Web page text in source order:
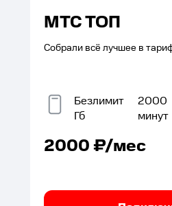
МТС ТОП
Собрали всё лучшее в
Безлимит
Гб
2000
минут
2000₽/мес